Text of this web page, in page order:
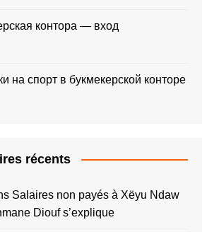
контора — вход
на спорт в букмекерской конторе
récents
Salaires non payés à Xëyu Ndaw
Diouf s’explique